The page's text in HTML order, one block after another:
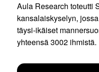
Aula Research toteutti
kansalaiskyselyn,
täysi-ikäiset
yhteensä 3002 ihmistä.